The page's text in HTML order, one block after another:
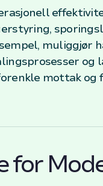
muliggjør
og
mottak og
for